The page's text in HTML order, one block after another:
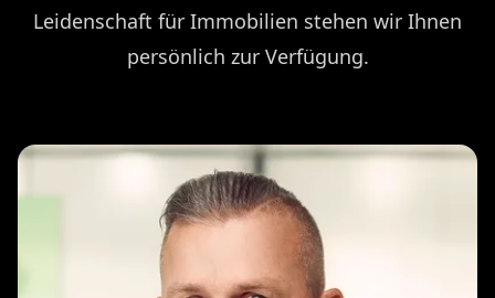
Leidenschaft für Immobilien stehen wir Ihnen
persönlich zur Verfügung.